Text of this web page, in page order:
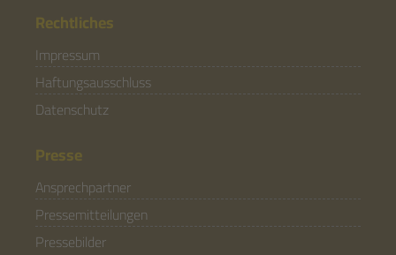
Rechtliches
Impressum
Haftungsausschluss
Datenschutz
Presse
Ansprechpartner
Pressemitteilungen
Pressebilder